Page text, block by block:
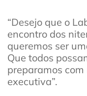
“Desejo que o
encontro dos
queremos ser
Que todos
preparamos
executiva”.